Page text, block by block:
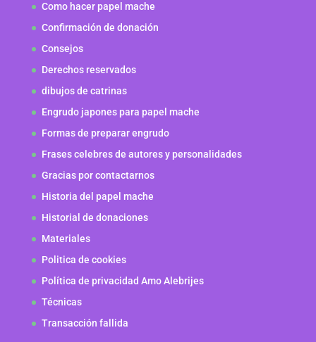
Como hacer papel mache
Confirmación de donación
Consejos
Derechos reservados
dibujos de catrinas
Engrudo japones para papel mache
Formas de preparar engrudo
Frases celebres de autores y personalidades
Gracias por contactarnos
Historia del papel mache
Historial de donaciones
Materiales
Politica de cookies
Política de privacidad Amo Alebrijes
Técnicas
Transacción fallida